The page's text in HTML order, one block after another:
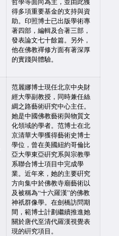
得多項重要基金的支持與資
助。印照博士已出版學術專
著四部，編輯及合著三部，
發表論文七十餘篇。另外，
他在佛教禪修方面有著深厚
的實踐與體驗。
范麗娜博士現任北京中央財
經大學副教授，同時兼任絲
綢之路藝術硏究中心主任。
她是中國佛教藝術與物質文
化領域的學者。范博士在北
京清華大學獲得藝術史博士
學位，曾在美國紐約哥倫比
亞大學東亞硏究系與宗教學
系聯合博士項目中完成學
業。近年來，她的主要硏究
方向集中於佛教寺廟藝術以
及被稱為“十六羅漢”的佛教
神祇群像學。在劍橋訪問期
間，範博士計劃繼續推進她
關於唐代至清代羅漢視覺表
現的硏究項目。